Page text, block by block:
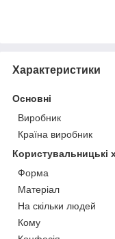
Характеристики
Основні
Виробник
Країна виробник
Користувальницькі
Форма
Матеріал
На скільки людей
Кому